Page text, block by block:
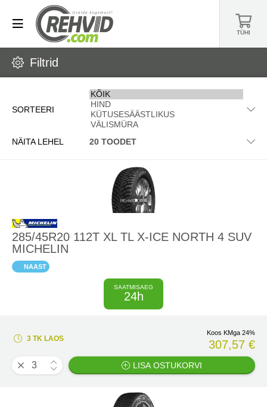
TÜHI
Filtrid
SORTEERI
NÄITA LEHEL
285/45R20 112T XL TL X-ICE NORTH 4 SUV
MICHELIN
NAAST
SAATMISAEG
24h
3 TK LAOS
Koos KMga 24%
307,57 €
LISA OSTUKORVI